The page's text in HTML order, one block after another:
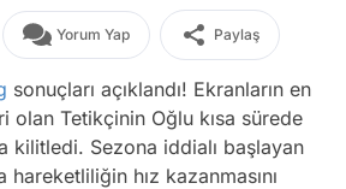
Yorum Yap Paylaş
sonuçları açıklandı! Ekranların en
olan Tetikçinin Oğlu kısa sürede
kilitledi. Sezona iddialı başlayan
hız kazanmasını